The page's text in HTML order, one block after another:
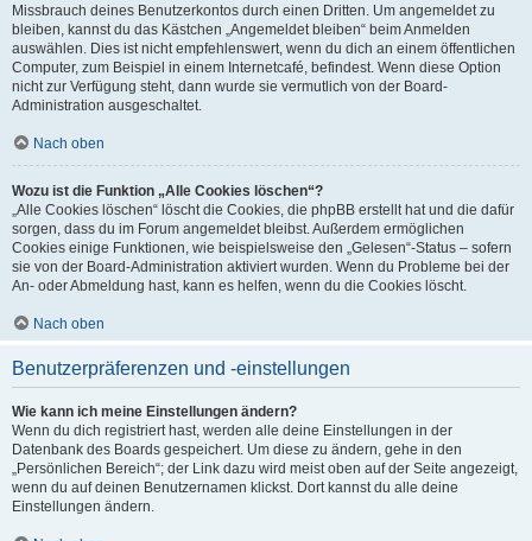
Missbrauch deines Benutzerkontos durch einen Dritten. Um angemeldet zu
bleiben, kannst du das Kästchen „Angemeldet bleiben“ beim Anmelden
auswählen. Dies ist nicht empfehlenswert, wenn du dich an einem öffentlichen
Computer, zum Beispiel in einem Internetcafé, befindest. Wenn diese Option
nicht zur Verfügung steht, dann wurde sie vermutlich von der Board-
Administration ausgeschaltet.
Nach oben
Wozu ist die Funktion „Alle Cookies löschen“?
„Alle Cookies löschen“ löscht die Cookies, die phpBB erstellt hat und die dafür
sorgen, dass du im Forum angemeldet bleibst. Außerdem ermöglichen
Cookies einige Funktionen, wie beispielsweise den „Gelesen“-Status – sofern
sie von der Board-Administration aktiviert wurden. Wenn du Probleme bei der
An- oder Abmeldung hast, kann es helfen, wenn du die Cookies löscht.
Nach oben
Benutzerpräferenzen und -einstellungen
Wie kann ich meine Einstellungen ändern?
Wenn du dich registriert hast, werden alle deine Einstellungen in der
Datenbank des Boards gespeichert. Um diese zu ändern, gehe in den
„Persönlichen Bereich“; der Link dazu wird meist oben auf der Seite angezeigt,
wenn du auf deinen Benutzernamen klickst. Dort kannst du alle deine
Einstellungen ändern.